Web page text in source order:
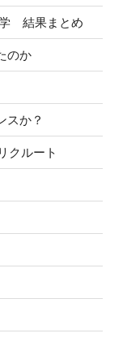
学 結果まとめ
のか
スか？
クルート